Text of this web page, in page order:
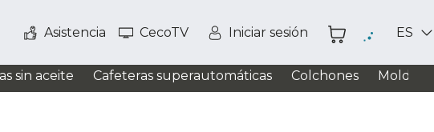
Asistencia CecoTV Iniciar sesión ES
sin aceite Cafeteras superautomáticas Colchones